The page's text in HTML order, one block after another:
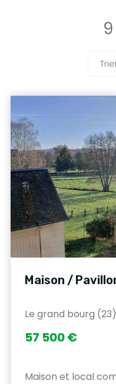
Maison /
Le grand bourg (23)
57 500 €
Maison et local